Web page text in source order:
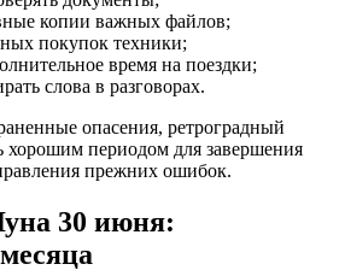
копии важных файлов;
покупок техники;
время на поездки;
слова в разговорах.
опасения, ретроградный
хорошим периодом для завершения
прежних ошибок.
30 июня: